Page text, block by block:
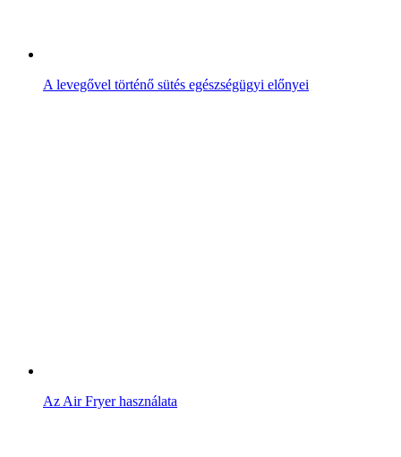
A levegővel történő sütés egészségügyi előnyei
Az Air Fryer használata